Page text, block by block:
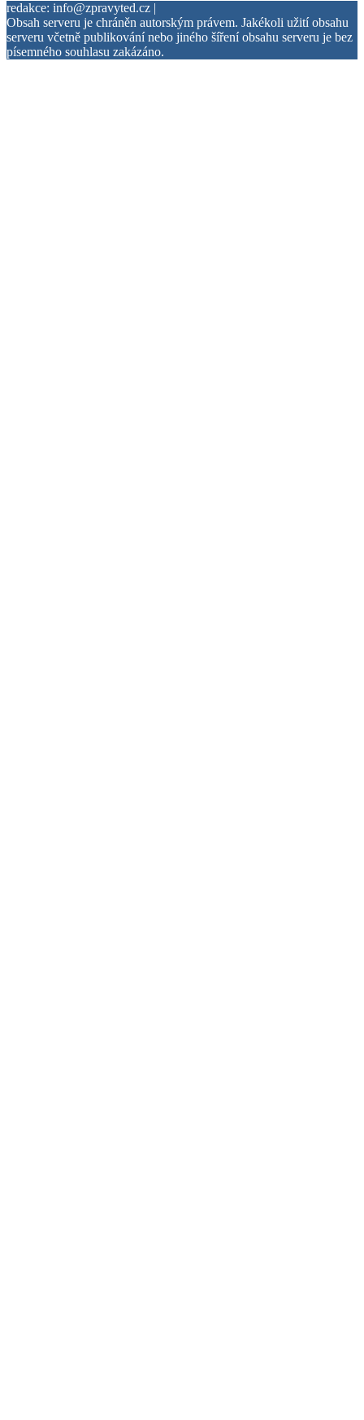
redakce: info@zpravyted.cz |
Obsah serveru je chráněn autorským právem. Jakékoli užití obsahu
serveru včetně publikování nebo jiného šíření obsahu serveru je bez
písemného souhlasu zakázáno.